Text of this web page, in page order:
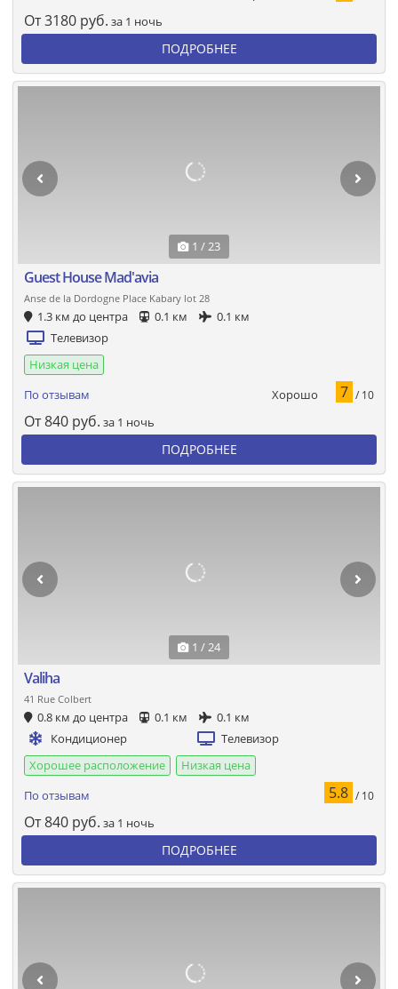
От3180 руб. за 1 ночь
ПОДРОБНЕЕ
1 / 23
Guest House Mad'avia
Anse de la Dordogne Place Kabary lot 28
1.3 км до центра 0.1 км
0.1 км
Телевизор
Низкая цена
По отзывам
Хорошо 7 / 10
От840 руб. за 1 ночь
ПОДРОБНЕЕ
1 / 24
Valiha
41 Rue Colbert
0.8 км до центра 0.1 км
0.1 км
Кондиционер
Телевизор
Хорошее расположение
Низкая цена
По отзывам
5.8 / 10
От840 руб. за 1 ночь
ПОДРОБНЕЕ